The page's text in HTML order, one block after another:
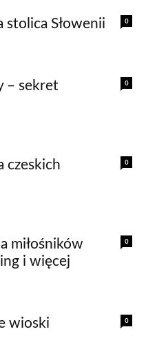
0
stolica Słowenii
0
– sekret
0
czeskich
0
miłośników
i więcej
0
wioski